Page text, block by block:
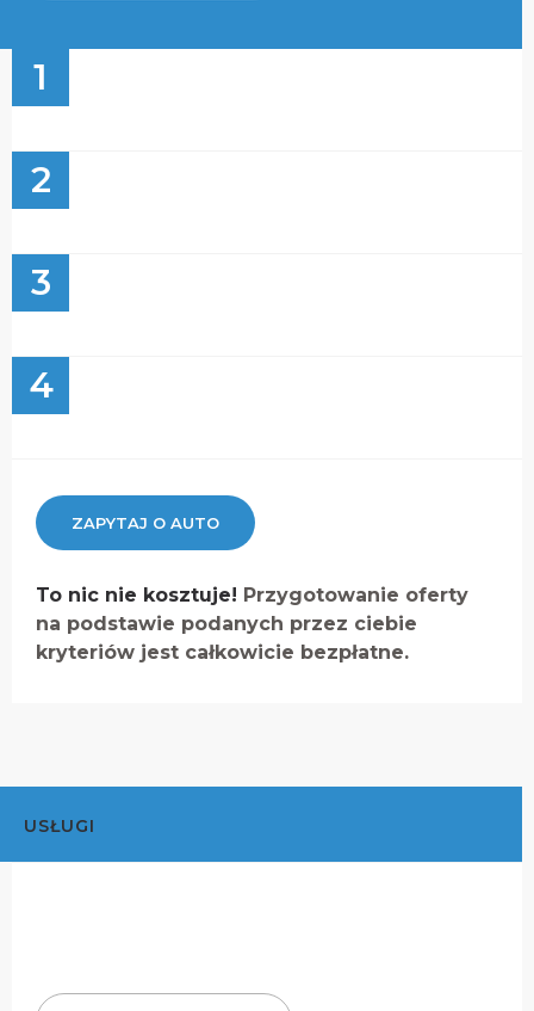
1
2
3
4
ZAPYTAJ O AUTO
To nic nie kosztuje! Przygotowanie oferty
na podstawie podanych przez ciebie
kryteriów jest całkowicie bezpłatne.
USŁUGI